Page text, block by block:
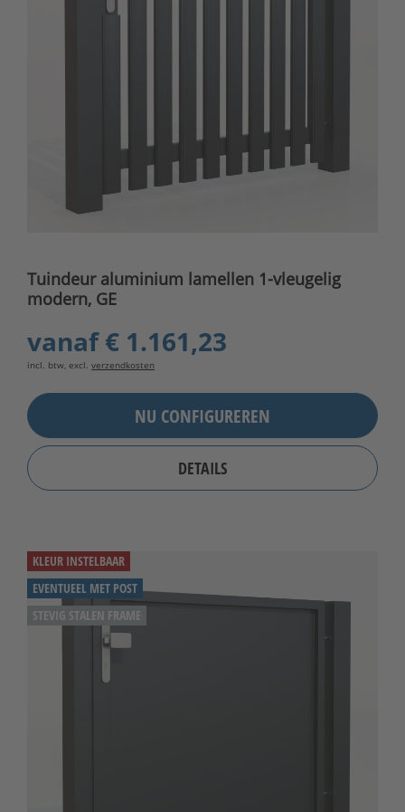
Tuindeur aluminium lamellen 1-vleugelig
modern, GE
vanaf€ 1.161,23
incl. btw, excl. verzendkosten
NU CONFIGUREREN
DETAILS
KLEUR INSTELBAAR
EVENTUEEL MET POST
STEVIG STALEN FRAME